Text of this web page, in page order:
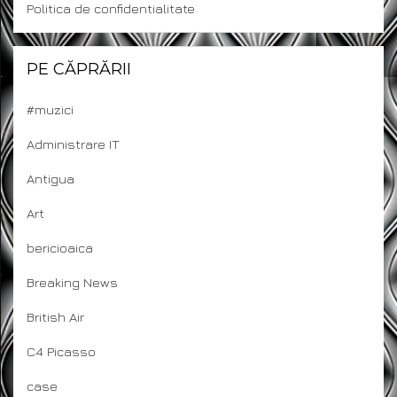
Politica de confidentialitate
PE CĂPRĂRII
#muzici
Administrare IT
Antigua
Art
bericioaica
Breaking News
British Air
C4 Picasso
case